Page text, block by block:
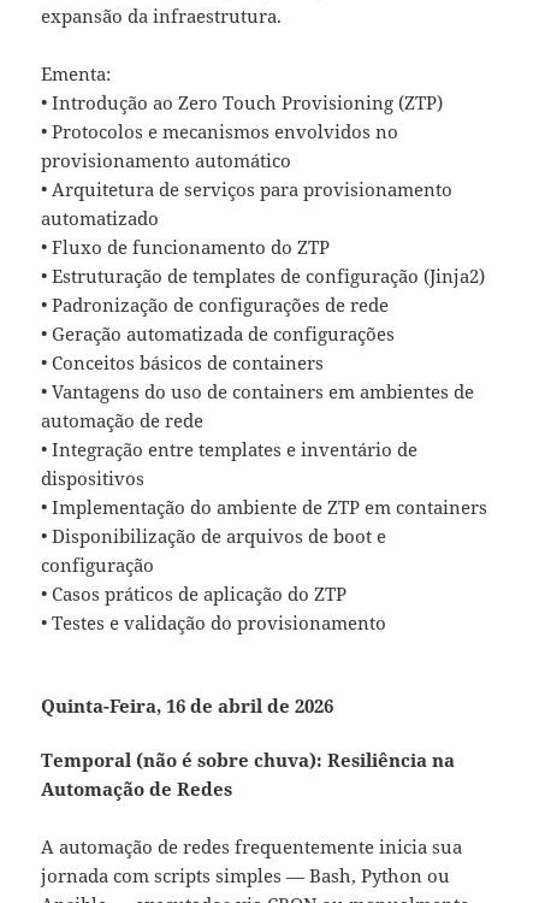
expansão da infraestrutura.
Ementa:
• Introdução ao Zero Touch Provisioning (ZTP)
• Protocolos e mecanismos envolvidos no
provisionamento automático
• Arquitetura de serviços para provisionamento
automatizado
• Fluxo de funcionamento do ZTP
• Estruturação de templates de configuração (Jinja2)
• Padronização de configurações de rede
• Geração automatizada de configurações
• Conceitos básicos de containers
• Vantagens do uso de containers em ambientes de
automação de rede
• Integração entre templates e inventário de
dispositivos
• Implementação do ambiente de ZTP em containers
• Disponibilização de arquivos de boot e
configuração
• Casos práticos de aplicação do ZTP
• Testes e validação do provisionamento
Quinta-Feira, 16 de abril de 2026
Temporal (não é sobre chuva): Resiliência na
Automação de Redes
A automação de redes frequentemente inicia sua
jornada com scripts simples — Bash, Python ou